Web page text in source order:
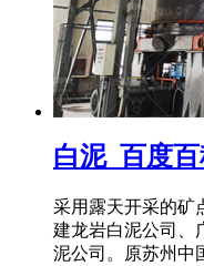
白泥_百度
采用露天开采的矿
建龙岩白泥公司、
泥公司。原苏州中